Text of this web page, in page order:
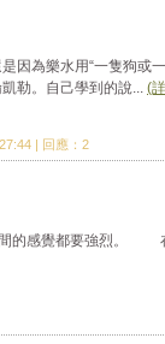
為樂水用“一隻狗或一
勒。自己學到的說... (
| 回應：2
的感覺都要強烈。 在